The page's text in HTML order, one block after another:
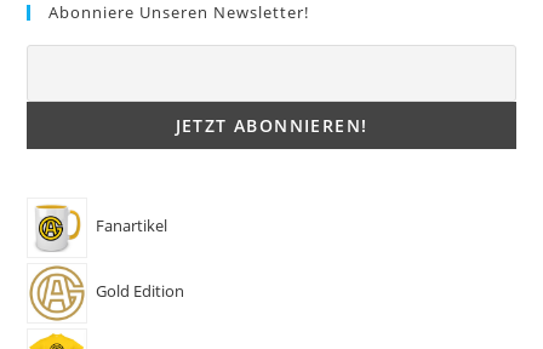
Abonniere Unseren Newsletter!
Fanartikel
Gold Edition